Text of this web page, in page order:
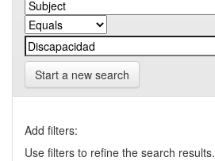
Start a new search
Add filters:
Use filters to refine the search results.